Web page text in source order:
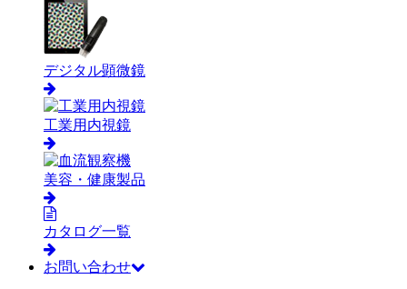
デジタル顕微鏡
工業用内視鏡
美容・健康製品
カタログ一覧
お問い合わせ